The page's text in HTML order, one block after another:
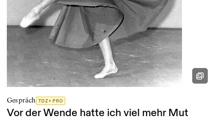
Gespräch TDZ+ PRO
Vor der Wende hatte ich viel mehr Mut